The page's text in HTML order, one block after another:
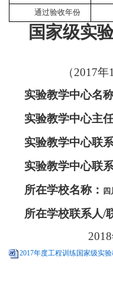
通过验收年份
国家级实
（2017年1
实验教学中心名称
实验教学中心主任
实验教学中心联
实验教学中心联
所在学校名称：
所在学校联系人/
2018
2017年度工程训练国家级实